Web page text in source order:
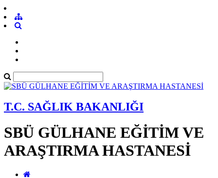
T.C. SAĞLIK BAKANLIĞI
SBÜ GÜLHANE EĞİTİM VE
ARAŞTIRMA HASTANESİ